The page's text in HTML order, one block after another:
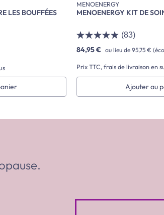
LES BOUFFÉES
MENOENERGY
MENOENERGY KIT DE
(83)
84,95 € au lieu de 95,75 €
Prix TTC, frais de livraison en
Ajouter au